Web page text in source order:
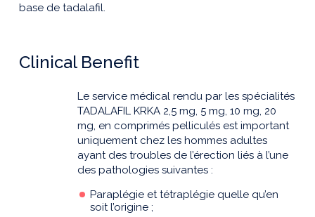
base de tadalafil.
Clinical Benefit
Le service médical rendu par les spécialités
TADALAFIL KRKA 2,5 mg, 5 mg, 10 mg, 20
mg, en comprimés pelliculés est important
uniquement chez les hommes adultes
ayant des troubles de l’érection liés à l’une
des pathologies suivantes :
Paraplégie et tétraplégie quelle qu’en
soit l’origine ;